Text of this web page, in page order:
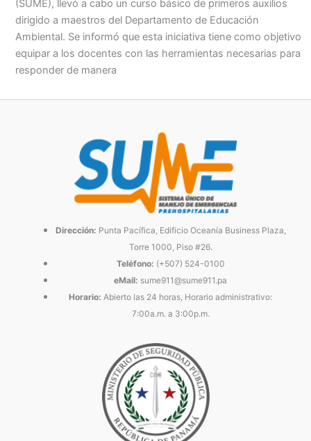
(SUME), llevó a cabo un curso básico de primeros auxilios
dirigido a maestros del Departamento de Educación
Ambiental. Se informó que esta iniciativa tiene como objetivo
equipar a los docentes con las herramientas necesarias para
responder de manera
Dirección: Punta Pacífica, Edificio Oceanía Business Plaza,
Torre 1000, Piso #26.
Teléfono: (+507) 524-0100
eMail: sume911@sume911.pa
Horario: Abierto las 24 horas, Horario administrativo:
7:00a.m. a 3:00p.m.